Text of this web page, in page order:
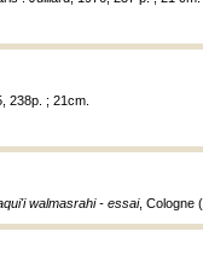
238p. ; 21cm.
walmasrahi - essai, Cologne